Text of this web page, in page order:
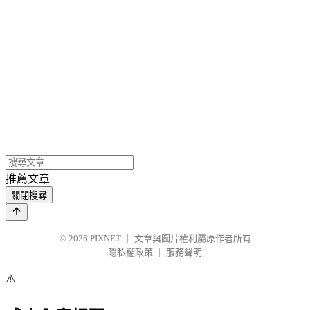
推薦文章
關閉搜尋
© 2026 PIXNET
文章與圖片權利屬原作者所有
隱私權政策
服務聲明
⚠️